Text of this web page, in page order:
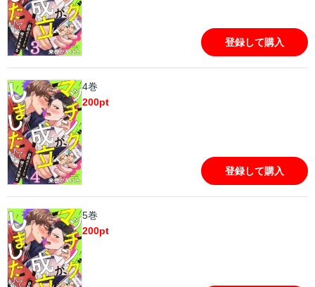
登録して購入
4巻
200pt
登録して購入
5巻
200pt